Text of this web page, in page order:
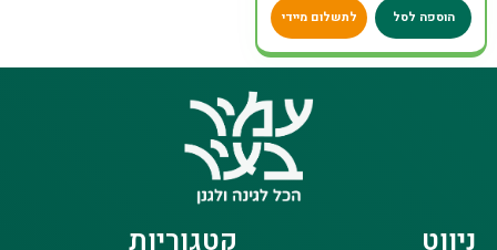
הוספה לסל לתשלום מיידי
ניווט קטגוריות